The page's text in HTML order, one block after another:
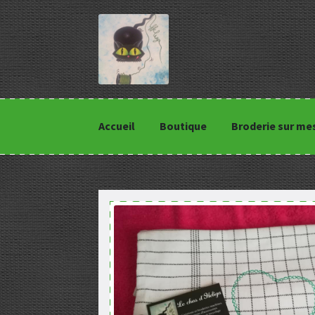
Accueil Boutique Broderie sur
Accueil Boutique Broderie sur mesure
PanierPolitique de confidentialité